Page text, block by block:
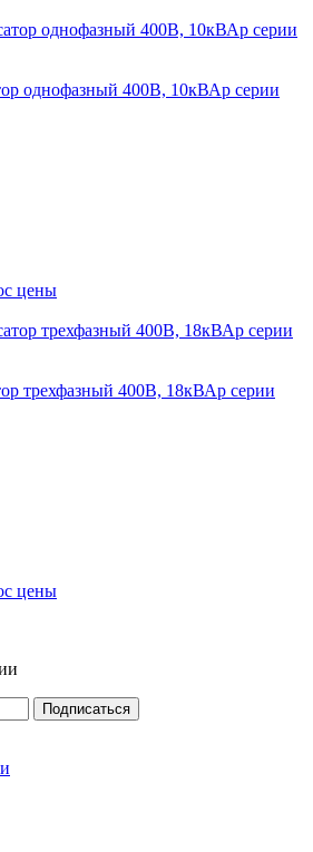
однофазный 400В, 10кВАр серии
цены
трехфазный 400В, 18кВАр серии
цены
Подписаться